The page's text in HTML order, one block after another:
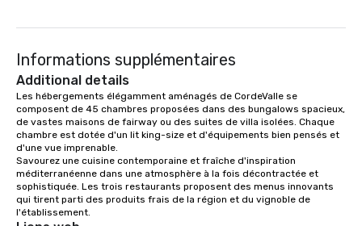
Informations supplémentaires
Additional details
Les hébergements élégamment aménagés de CordeValle se
composent de 45 chambres proposées dans des bungalows spacieux,
de vastes maisons de fairway ou des suites de villa isolées. Chaque
chambre est dotée d'un lit king-size et d'équipements bien pensés et
d'une vue imprenable.
Savourez une cuisine contemporaine et fraîche d'inspiration
méditerranéenne dans une atmosphère à la fois décontractée et
sophistiquée. Les trois restaurants proposent des menus innovants
qui tirent parti des produits frais de la région et du vignoble de
l'établissement.